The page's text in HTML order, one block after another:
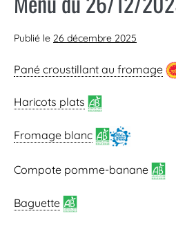
Publié le 26 décembre 2025
Pané croustillant au fromage
Haricots plats
Fromage blanc
Compote pomme-banane
Baguette